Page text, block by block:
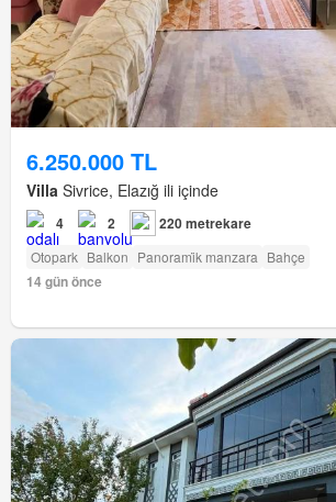
6.250.000 TL
Villa Sivrice, Elazığ ili içinde
4 2 220 metrekare
Otopark Balkon Panorami̇k manzara Bahçe
14 gün önce